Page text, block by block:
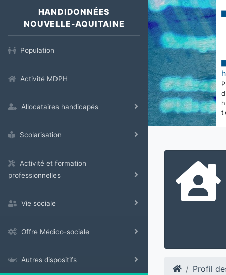
HANDIDONNÉES
NOUVELLE-AQUITAINE
Population
Activité MDPH
Allocataires handicapés
Scolarisation
Activité et formation
professionnelles
Vie sociale
Offre Médico-sociale
Autres dispositifs
Profil